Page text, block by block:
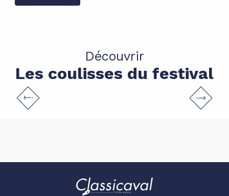
Découvrir
Les coulisses du festival